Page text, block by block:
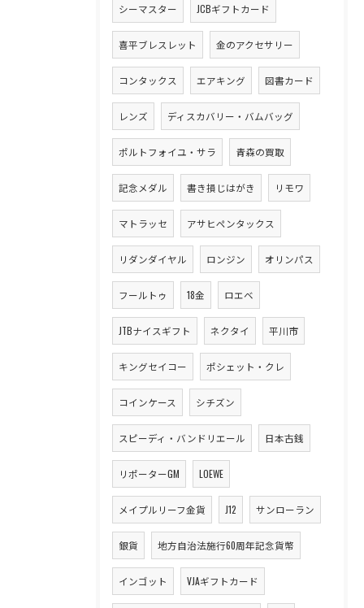
シーマスター JCBギフトカード
喜平ブレスレット 金のアクセサリー
コンタックス エアキング 図書カード
レンズ ディスカバリー・バムバッグ
ポルトフォイユ・サラ 青森の買取
記念メダル 書き損じはがき リモワ
マトラッセ アサヒペンタックス
リダンダイヤル ロンジン オリンパス
フールトゥ 18金 ロエベ
JTBナイスギフト ネクタイ 平川市
キングセイコー ポシェット・クレ
コインケース シチズン
スピーディ・バンドリエール 日本古銭
リポーターGM LOEWE
メイプルリーフ金貨 J12 サンローラン
銀貨 地方自治法施行60周年記念貨幣
インゴット VJAギフトカード